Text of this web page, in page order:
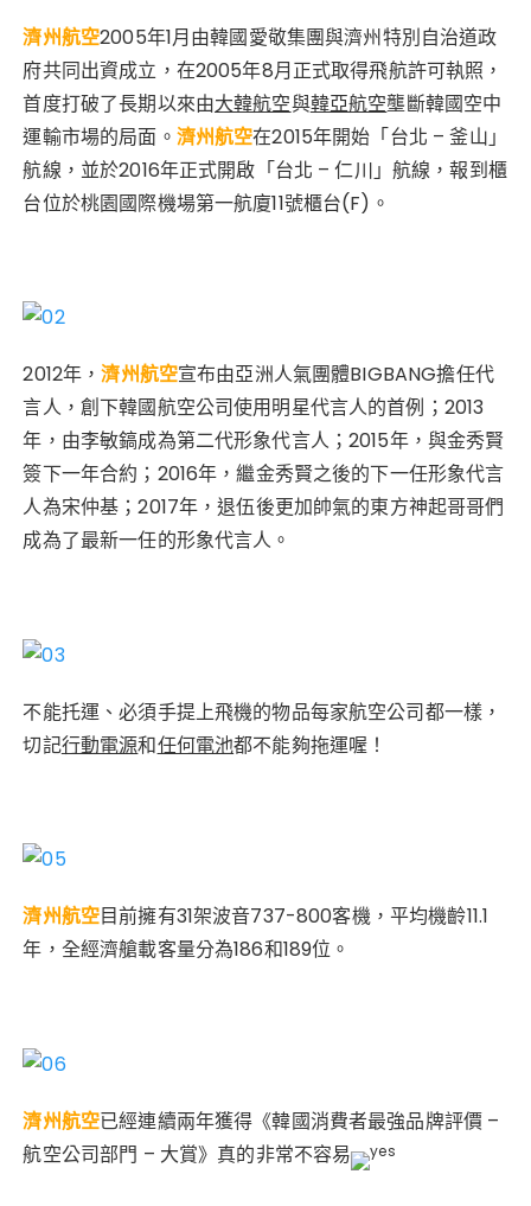
e
b
o
o
k
te
r
re
st
ts
A
p
p
濟州航空2005年1月由韓國愛敬集團與濟州特別自治道政
府共同出資成立，在2005年8月正式取得飛航許可執照，
首度打破了長期以來由大韓航空與韓亞航空壟斷韓國空中
運輸市場的局面。 濟州航空在2015年開始「台北 – 釜山」
航線，並於2016年正式開啟「台北 – 仁川」航線，報到櫃
台位於桃園國際機場第一航廈11號櫃台(F)。
2012年，濟州航空宣布由亞洲人氣團體BIGBANG擔任代
言人，創下韓國航空公司使用明星代言人的首例；2013
年，由李敏鎬成為第二代形象代言人；2015年，與金秀賢
簽下一年合約；2016年，繼金秀賢之後的下一任形象代言
人為宋仲基；2017年，退伍後更加帥氣的東方神起哥哥們
成為了最新一任的形象代言人。
不能托運、必須手提上飛機的物品每家航空公司都一樣，
切記行動電源和任何電池都不能夠拖運喔！
濟州航空目前擁有31架波音737-800客機，平均機齡11.1
年，全經濟艙載客量分為186和189位。
濟州航空已經連續兩年獲得《韓國消費者最強品牌評價 –
航空公司部門 – 大賞》真的非常不容易